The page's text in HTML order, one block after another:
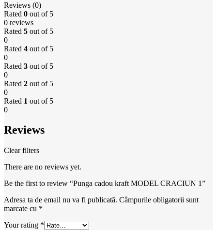
Reviews (0)
Rated 0 out of 5
0 reviews
Rated 5 out of 5
0
Rated 4 out of 5
0
Rated 3 out of 5
0
Rated 2 out of 5
0
Rated 1 out of 5
0
Reviews
Clear filters
There are no reviews yet.
Be the first to review “Punga cadou kraft MODEL CRACIUN 1”
Adresa ta de email nu va fi publicată. Câmpurile obligatorii sunt
marcate cu *
Your rating *